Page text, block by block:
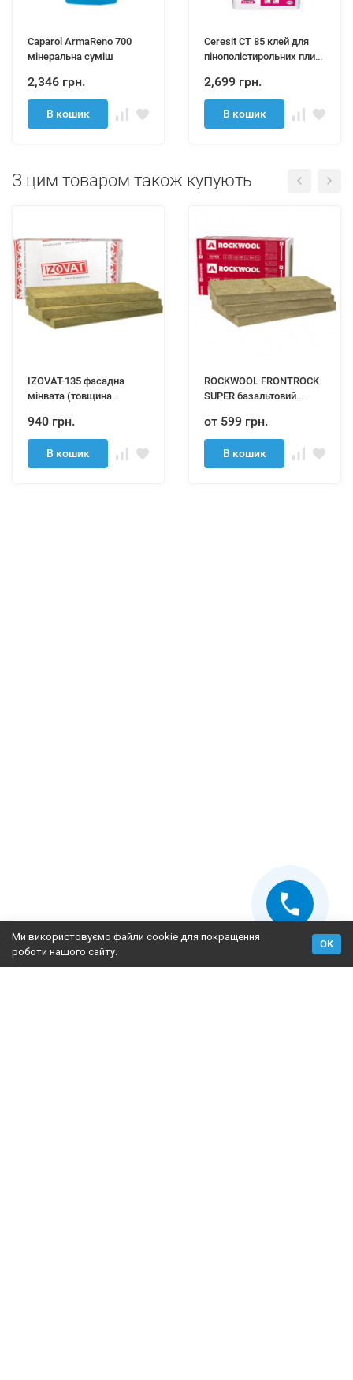
Caparol ArmaReno 700
мінеральна суміш
2,346 грн.
В кошик
Ceresit CT 85 клей для
пінополістирольних плит
2,699 грн.
В кошик
З цим товаром також купують
IZOVAT-135 фасадна
мінвата (товщина
940 грн.
В кошик
ROCKWOOL FRONTROCK
SUPER базальтовий
от 599 грн.
В кошик
Ми використовуємо файли cookie для покращення
роботи нашого сайту.
OK